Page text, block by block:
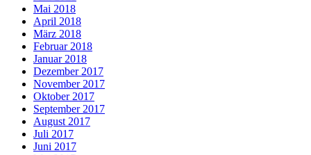
Mai 2018
April 2018
März 2018
Februar 2018
Januar 2018
Dezember 2017
November 2017
Oktober 2017
September 2017
August 2017
Juli 2017
Juni 2017